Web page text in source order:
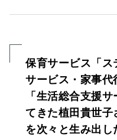
保育サービス「ス
サービス・家事代
「生活総合支援
てきた植田貴世子
を次々と生み出